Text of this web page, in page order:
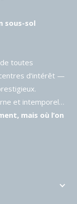
sous-sol
toutes
d’intérêt —
et intemporel…
mais où l’on